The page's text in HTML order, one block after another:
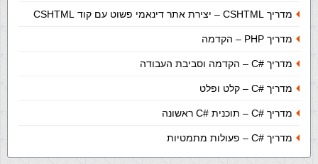
מדריך CSHTML – יצירת אתר דינאמי פשוט עם קוד CSHTML
מדריך PHP – הקדמה
מדריך C# – הקדמה וסביבת העבודה
מדריך C# – קלט ופלט
מדריך C# – תוכנית #C ראשונה
מדריך C# – פעולות מתמטיות